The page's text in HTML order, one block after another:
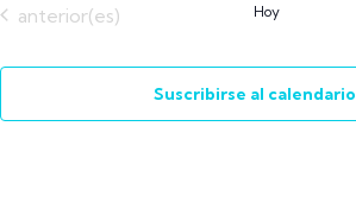
Eventos
anterior(es) Hoy
Suscribirse al calendario